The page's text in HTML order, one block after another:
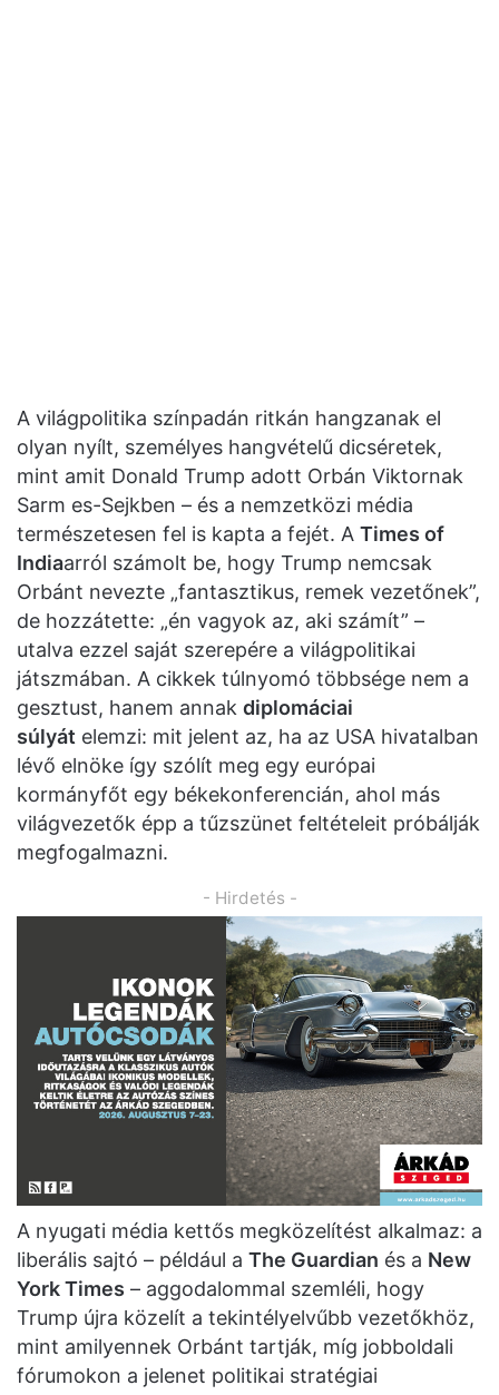
A világpolitika színpadán ritkán hangzanak el
olyan nyílt, személyes hangvételű dicséretek,
mint amit Donald Trump adott Orbán Viktornak
Sarm es-Sejkben – és a nemzetközi média
természetesen fel is kapta a fejét. A Times of
Indiaarról számolt be, hogy Trump nemcsak
Orbánt nevezte „fantasztikus, remek vezetőnek”,
de hozzátette: „én vagyok az, aki számít” –
utalva ezzel saját szerepére a világpolitikai
játszmában. A cikkek túlnyomó többsége nem a
gesztust, hanem annak diplomáciai
súlyát elemzi: mit jelent az, ha az USA hivatalban
lévő elnöke így szólít meg egy európai
kormányfőt egy békekonferencián, ahol más
világvezetők épp a tűzszünet feltételeit próbálják
megfogalmazni.
- Hirdetés -
A nyugati média kettős megközelítést alkalmaz: a
liberális sajtó – például a The Guardian és a New
York Times – aggodalommal szemléli, hogy
Trump újra közelít a tekintélyelvűbb vezetőkhöz,
mint amilyennek Orbánt tartják, míg jobboldali
fórumokon a jelenet politikai stratégiai